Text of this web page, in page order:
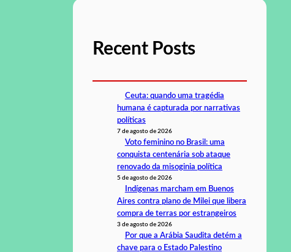
Recent Posts
Ceuta: quando uma tragédia
humana é capturada por narrativas
políticas
7 de agosto de 2026
Voto feminino no Brasil: uma
conquista centenária sob ataque
renovado da misoginia política
5 de agosto de 2026
Indígenas marcham em Buenos
Aires contra plano de Milei que libera
compra de terras por estrangeiros
3 de agosto de 2026
Por que a Arábia Saudita detém a
chave para o Estado Palestino